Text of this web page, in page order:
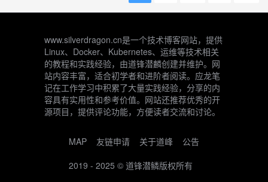
www.silverdragon.cn是一个技术博客网站，提供
Linux、Docker、Kubernetes、运维等技术相关
的教程和实践经验，由道锋潜麟创建并维护。网
站内容丰富，适合初学者和进阶者阅读。应龙笔
记在工作学习中积累了大量实践经验，分享的内
容具有实用性和参考价值。网站还推荐优秀的开
源项目，提供评论功能，方便读者交流和讨论。
MAP 友链申请 关于道峰
公告
2019 - 2025 © 道锋潜鳞版权所有